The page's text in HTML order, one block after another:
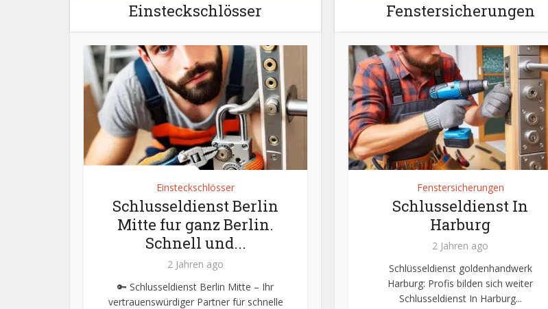
Einsteckschlösser
Einsteckschlösser
Schlusseldienst Berlin
Mitte fur ganz Berlin.
Schnell und...
2 Jahren ago
🔑 Schlusseldienst Berlin Mitte – Ihr
vertrauenswürdiger Partner für schnelle
Fenstersicherungen
Fenstersicherungen
Schlusseldienst In
Harburg
2 Jahren ago
Schlüsseldienst goldenhandwerk
Harburg: Profis bilden sich weiter
Schlusseldienst In Harburg...